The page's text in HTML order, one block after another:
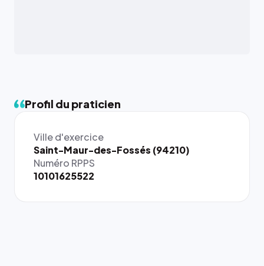
Profil du praticien
Ville d'exercice
Saint-Maur-des-Fossés (94210)
Numéro RPPS
10101625522
{# 40×40
: la taille
rendue par
`.profile-